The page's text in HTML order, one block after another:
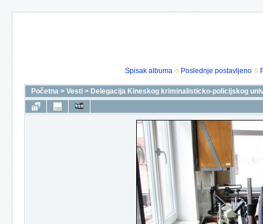
Spisak albuma Poslednje postavljeno
Početna > Vesti > Delegacija Kineskog kriminalisticko-policijskog